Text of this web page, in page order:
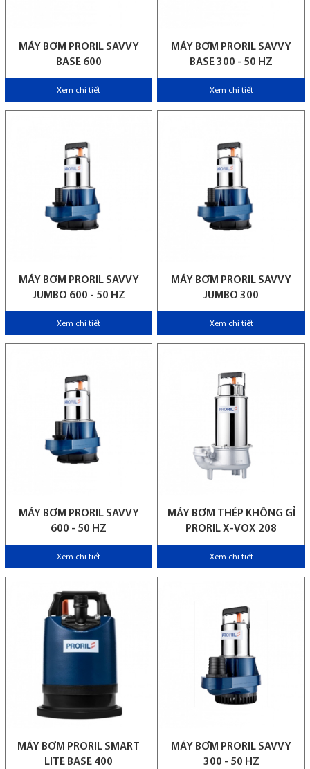
MÁY BƠM PRORIL SAVVY
BASE 600
Xem chi tiết
MÁY BƠM PRORIL SAVVY
BASE 300 - 50 HZ
Xem chi tiết
MÁY BƠM PRORIL SAVVY
JUMBO 600 - 50 HZ
Xem chi tiết
MÁY BƠM PRORIL SAVVY
JUMBO 300
Xem chi tiết
MÁY BƠM PRORIL SAVVY
600 - 50 HZ
Xem chi tiết
MÁY BƠM THÉP KHÔNG GỈ
PRORIL X-VOX 208
Xem chi tiết
MÁY BƠM PRORIL SMART
LITE BASE 400
MÁY BƠM PRORIL SAVVY
300 - 50 HZ